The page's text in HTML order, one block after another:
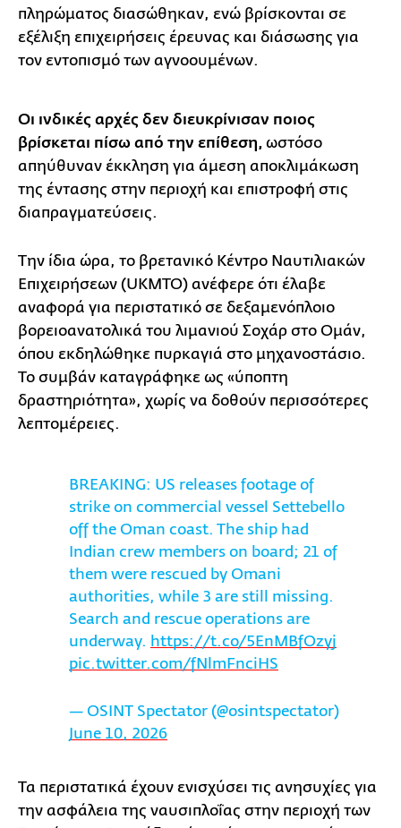
πληρώματος διασώθηκαν, ενώ βρίσκονται σε
εξέλιξη επιχειρήσεις έρευνας και διάσωσης για
τον εντοπισμό των αγνοουμένων.
Οι ινδικές αρχές δεν διευκρίνισαν ποιος
βρίσκεται πίσω από την επίθεση, ωστόσο
απηύθυναν έκκληση για άμεση αποκλιμάκωση
της έντασης στην περιοχή και επιστροφή στις
διαπραγματεύσεις.
Την ίδια ώρα, το βρετανικό Κέντρο Ναυτιλιακών
Επιχειρήσεων (UKMTO) ανέφερε ότι έλαβε
αναφορά για περιστατικό σε δεξαμενόπλοιο
βορειοανατολικά του λιμανιού Σοχάρ στο Ομάν,
όπου εκδηλώθηκε πυρκαγιά στο μηχανοστάσιο.
Το συμβάν καταγράφηκε ως «ύποπτη
δραστηριότητα», χωρίς να δοθούν περισσότερες
λεπτομέρειες.
BREAKING: US releases footage of
strike on commercial vessel Settebello
off the Oman coast. The ship had
Indian crew members on board; 21 of
them were rescued by Omani
authorities, while 3 are still missing.
Search and rescue operations are
underway. https://t.co/5EnMBfOzyj
pic.twitter.com/fNlmFnciHS
— OSINT Spectator (@osintspectator)
June 10, 2026
Τα περιστατικά έχουν ενισχύσει τις ανησυχίες για
την ασφάλεια της ναυσιπλοΐας στην περιοχή των